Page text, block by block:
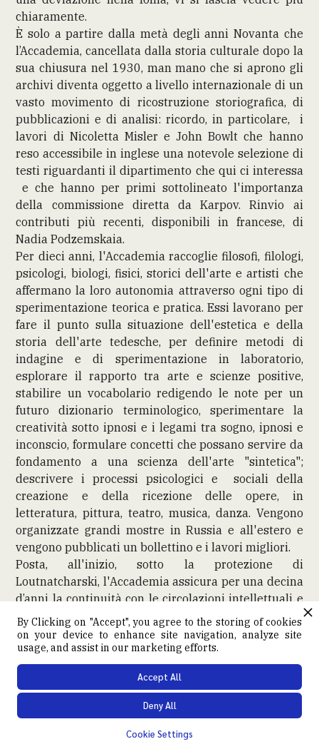
chiaramente.
È solo a partire dalla metà degli anni Novanta che
l’Accademia, cancellata dalla storia culturale dopo la
sua chiusura nel 1930, man mano che si aprono gli
archivi diventa oggetto a livello internazionale di un
vasto movimento di ricostruzione storiografica, di
pubblicazioni e di analisi: ricordo, in particolare, i
lavori di Nicoletta Misler e John Bowlt che hanno
reso accessibile in inglese una notevole selezione di
testi riguardanti il dipartimento che qui ci interessa
e che hanno per primi sottolineato l'importanza
della commissione diretta da Karpov. Rinvio ai
contributi più recenti, disponibili in francese, di
Nadia Podzemskaia.
Per dieci anni, l'Accademia raccoglie filosofi, filologi,
psicologi, biologi, fisici, storici dell'arte e artisti che
affermano la loro autonomia attraverso ogni tipo di
sperimentazione teorica e pratica. Essi lavorano per
fare il punto sulla situazione dell'estetica e della
storia dell'arte tedesche, per definire metodi di
indagine e di sperimentazione in laboratorio,
esplorare il rapporto tra arte e scienze positive,
stabilire un vocabolario redigendo le note per un
futuro dizionario terminologico, sperimentare la
creatività sotto ipnosi e i legami tra sogno, ipnosi e
inconscio, formulare concetti che possano servire da
fondamento a una scienza dell'arte "sintetica";
descrivere i processi psicologici e sociali della
creazione e della ricezione delle opere, in
letteratura, pittura, teatro, musica, danza. Vengono
organizzate grandi mostre in Russia e all'estero e
vengono pubblicati un bollettino e i lavori migliori.
Posta, all'inizio, sotto la protezione di
Loutnatcharski, l'Accademia assicura per una decina
d’anni la continuità con le circolazioni intellettuali e
artistiche degli inizi del XX secolo. Ma, denunciata
come "baluardo dell'idealismo", è sciolta nel 1928 e
chiusa definitivamente nel 1930; molti studiosi
saranno consegnati a un tragico destino.
Con Karpov e la commissione che dirige, le modeste
opere della follia ordinaria fanno il loro ingresso in
vaste sperimentazioni, pensate insieme da artisti e
studiosi, per rinnovare la nostra comprensione delle
By Clicking on "Accept", you agree to the storing of cookies
on your device to enhance site navigation, analyze site
usage, and assist in our marketing efforts.
Cookie Settings
Deny All
Accept All